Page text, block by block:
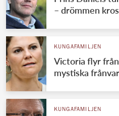
– drömmen
KUNGAFAMILJEN
Victoria flyr
mystiska
KUNGAFAMILJEN